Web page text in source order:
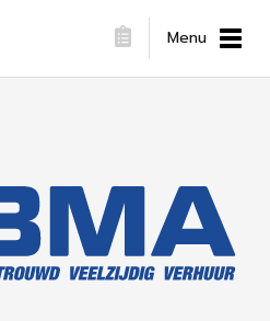
Menu